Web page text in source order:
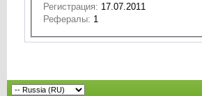
Регистрация: 17.07.2011
Рефералы: 1